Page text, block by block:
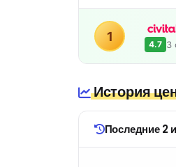
1
4.7 3
История
Последние 2